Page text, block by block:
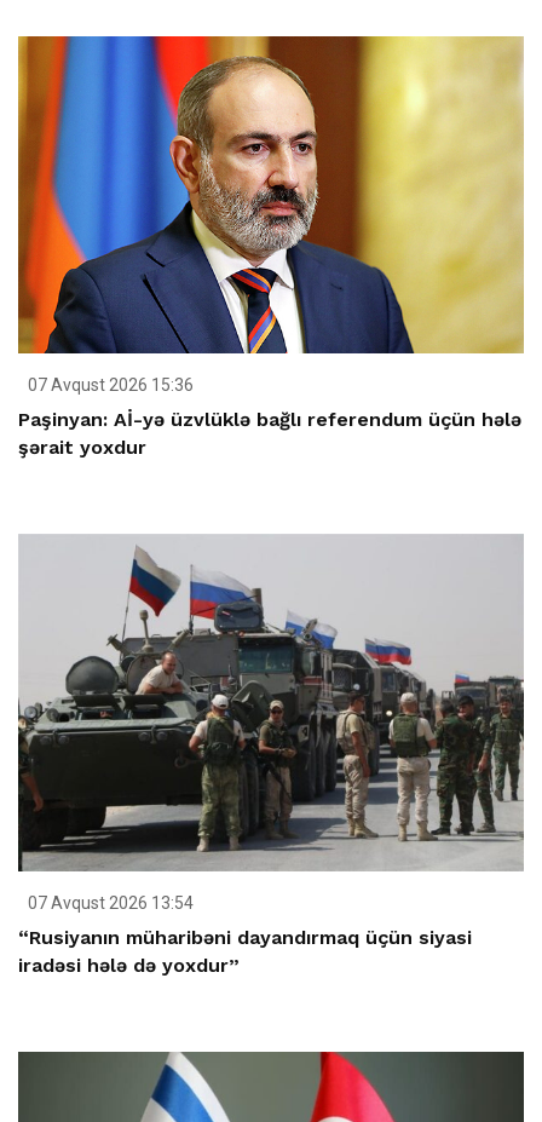
07 Avqust 2026 15:36
Paşinyan: Aİ-yə üzvlüklə bağlı referendum üçün hələ
şərait yoxdur
07 Avqust 2026 13:54
“Rusiyanın müharibəni dayandırmaq üçün siyasi
iradəsi hələ də yoxdur”